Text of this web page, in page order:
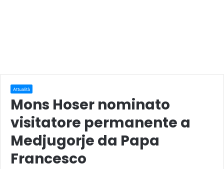
Attualità
Mons Hoser nominato
visitatore permanente a
Medjugorje da Papa
Francesco